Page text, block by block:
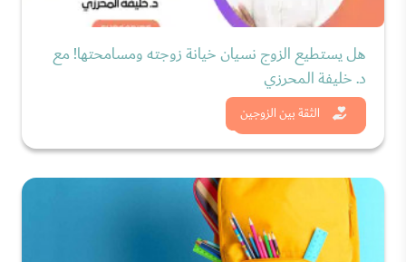
الثقة بين الزوجين
هل يستطيع الزوج نسيان خيانة زوجته ومسامحتها! مع
د. خليفة المحرزي
شاهد الان